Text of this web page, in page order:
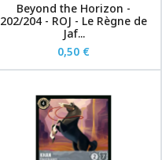
Beyond the Horizon -
202/204 - ROJ - Le Règne de
Jaf...
0,50 €